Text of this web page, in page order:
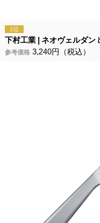
1位
下村工業 ネオヴェルダン
参考価格 3,240円（税込）